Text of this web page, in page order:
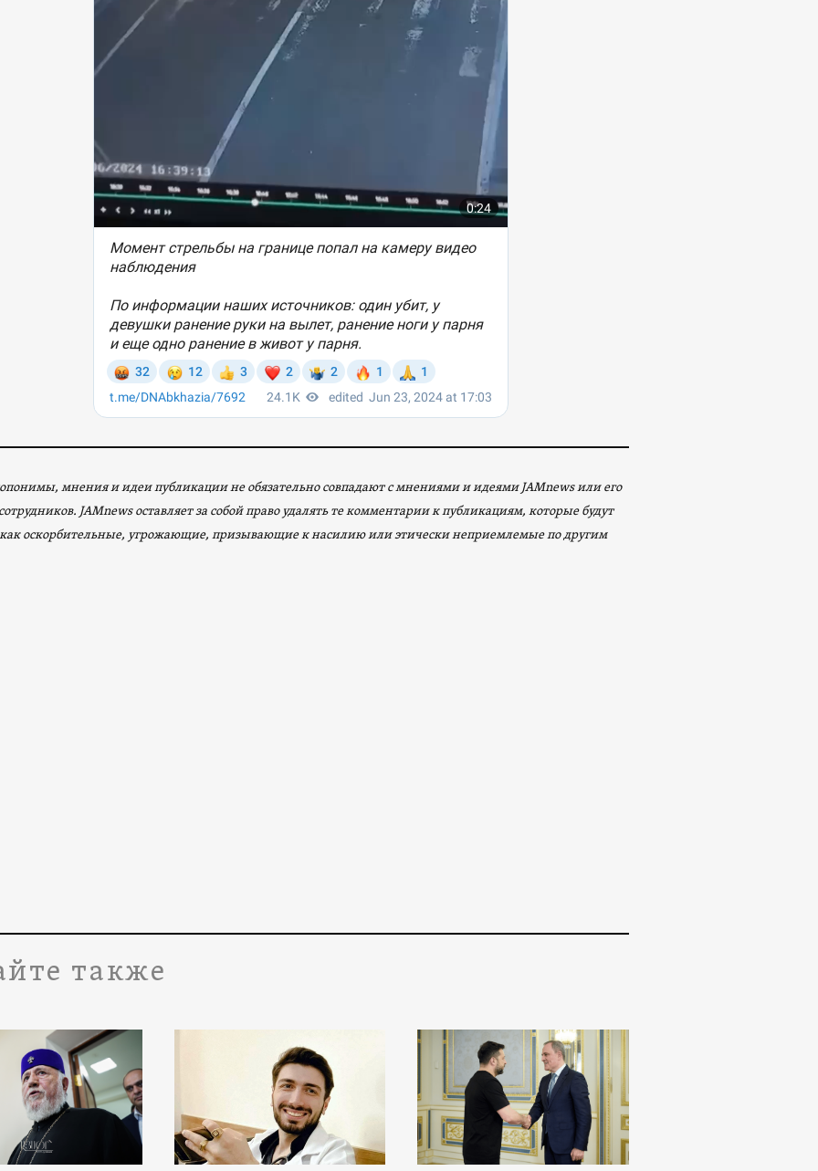
мнения и идеи публикации не обязательно совпадают с мнениями и идеями JAMnews или его
JAMnews оставляет за собой право удалять те комментарии к публикациям, которые будут
оскорбительные, угрожающие, призывающие к насилию или этически неприемлемые по другим
также